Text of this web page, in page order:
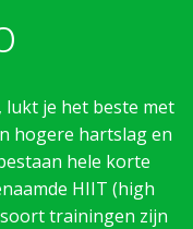
lukt je het beste met
hogere hartslag en
hele korte
HIIT (high
trainingen zijn